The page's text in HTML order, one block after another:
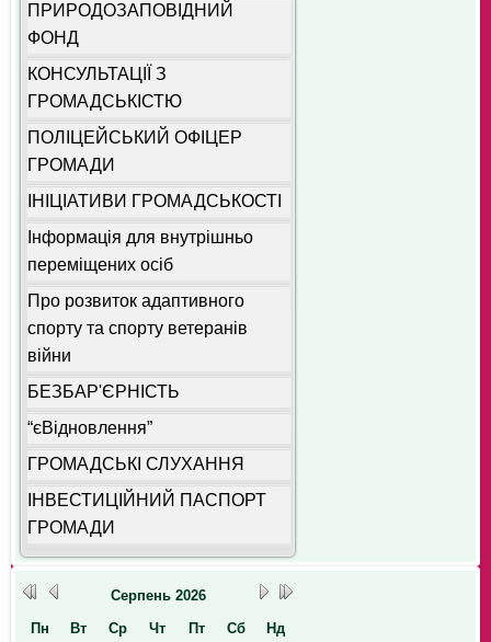
ПРИРОДОЗАПОВІДНИЙ
ФОНД
КОНСУЛЬТАЦІЇ З
ГРОМАДСЬКІСТЮ
ПОЛІЦЕЙСЬКИЙ ОФІЦЕР
ГРОМАДИ
ІНІЦІАТИВИ ГРОМАДСЬКОСТІ
Інформація для внутрішньо
переміщених осіб
Про розвиток адаптивного
спорту та спорту ветеранів
війни
БЕЗБАР'ЄРНІСТЬ
“єВідновлення”
ГРОМАДСЬКІ СЛУХАННЯ
ІНВЕСТИЦІЙНИЙ ПАСПОРТ
ГРОМАДИ
Серпень 2026
Пн
Вт Ср Чт Пт Сб
Нд